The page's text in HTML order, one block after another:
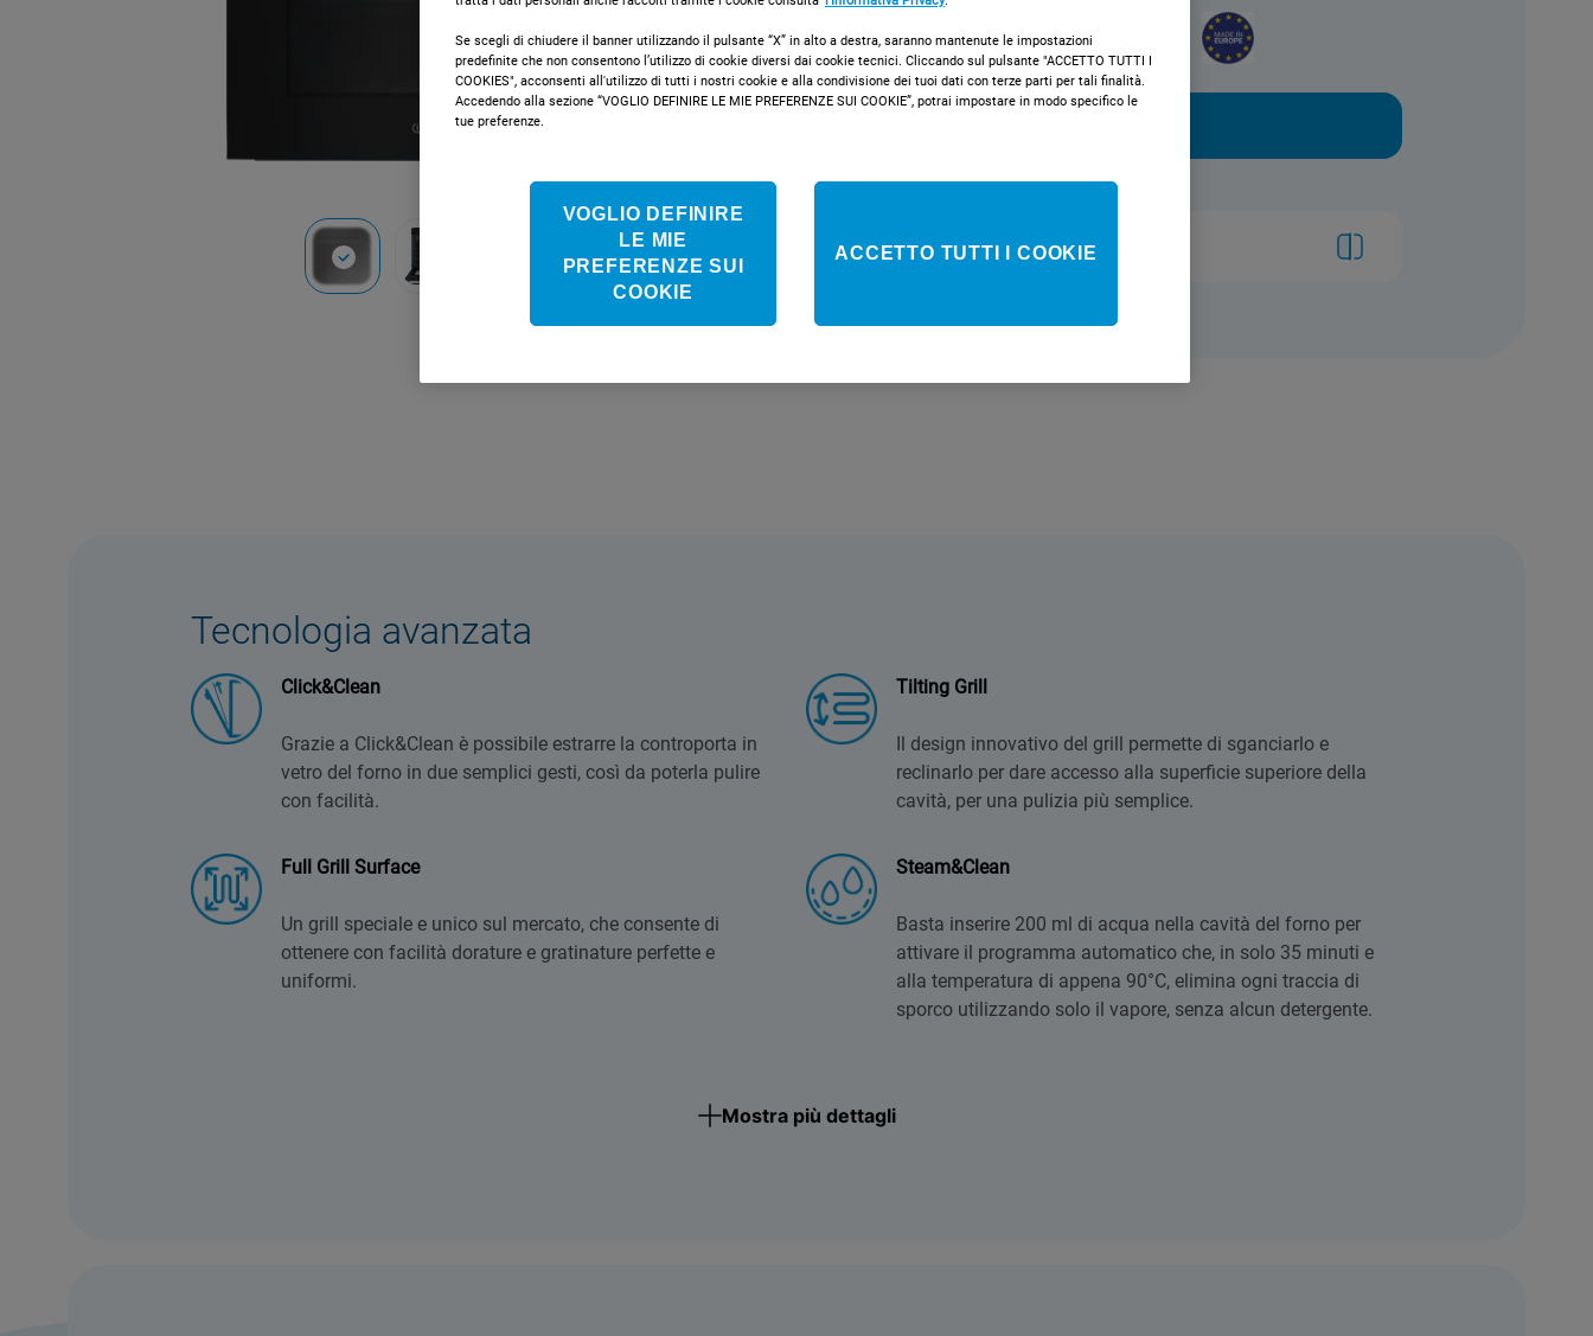
Classe energetica
Confronta i modelli
Tecnologia avanzata
Click&Clean
Grazie a Click&Clean è possibile estrarre la controporta in
vetro del forno in due semplici gesti, così da poterla pulire
con facilità.
Tilting Grill
Il design innovativo del grill permette di sganciarlo e
reclinarlo per dare accesso alla superficie superiore della
cavità, per una pulizia più semplice.
Full Grill Surface
Un grill speciale e unico sul mercato, che consente di
ottenere con facilità dorature e gratinature perfette e
uniformi.
Steam&Clean
Basta inserire 200 ml di acqua nella cavità del forno per
attivare il programma automatico che, in solo 35 minuti e
alla temperatura di appena 90°C, elimina ogni traccia di
sporco utilizzando solo il vapore, senza alcun detergente.
Mostra più dettagli
Se scegli di chiudere il banner utilizzando il pulsante “X” in alto a destra, saranno mantenute le impostazioni
predefinite che non consentono l’utilizzo di cookie diversi dai cookie tecnici. Cliccando sul pulsante "ACCETTO TUTTI I
COOKIES", acconsenti all'utilizzo di tutti i nostri cookie e alla condivisione dei tuoi dati con terze parti per tali finalità.
Accedendo alla sezione “VOGLIO DEFINIRE LE MIE PREFERENZE SUI COOKIE”, potrai impostare in modo specifico le
tue preferenze.
VOGLIO DEFINIRE
LE MIE
PREFERENZE SUI
COOKIE
ACCETTO TUTTI I COOKIE